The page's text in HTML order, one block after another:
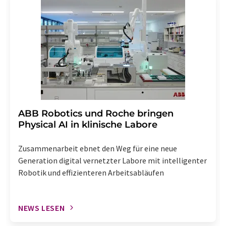
widerruf@lumitos.commit Wirkung für die Zukunft
widerrufen. Zudem ist in jeder E-Mail ein Link zur
Abbestellung des entsprechenden Newsletters
enthalten.
​​​​​​​ABB Robotics und Roche bringen
Physical AI in klinische Labore
Zusammenarbeit ebnet den Weg für eine neue
Generation digital vernetzter Labore mit intelligenter
Robotik und effizienteren Arbeitsabläufen
NEWS LESEN